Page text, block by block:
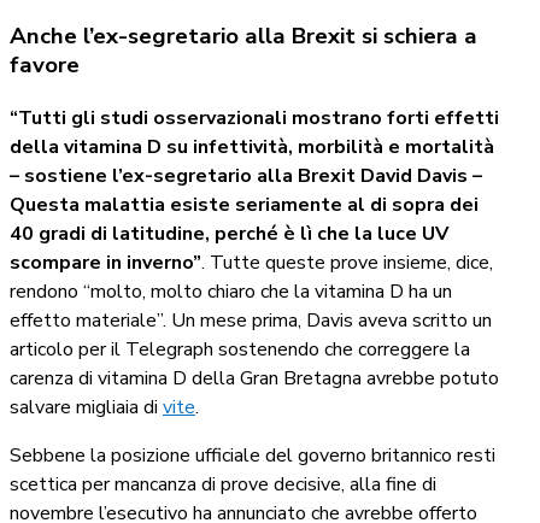
Anche l’ex-segretario alla Brexit si schiera a
favore
“Tutti gli studi osservazionali mostrano forti effetti
della vitamina D su infettività, morbilità e mortalità
– sostiene l’ex-segretario alla Brexit David Davis –
Questa malattia esiste seriamente al di sopra dei
40 gradi di latitudine, perché è lì che la luce UV
scompare in inverno”. Tutte queste prove insieme, dice,
rendono “molto, molto chiaro che la vitamina D ha un
effetto materiale”. Un mese prima, Davis aveva scritto un
articolo per il Telegraph sostenendo che correggere la
carenza di vitamina D della Gran Bretagna avrebbe potuto
salvare migliaia di vite.
Sebbene la posizione ufficiale del governo britannico resti
scettica per mancanza di prove decisive, alla fine di
novembre l’esecutivo ha annunciato che avrebbe offerto